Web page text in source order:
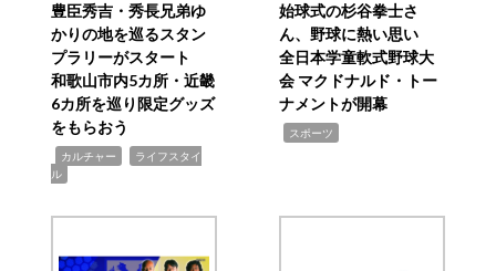
豊臣秀吉・秀長兄弟ゆ
かりの地を巡るスタン
プラリーがスタート
和歌山市内5カ所・近畿
6カ所を巡り限定グッズ
をもらおう
カルチャー
ライフスタイ
ル
始球式の杉谷拳士さ
ん、野球に熱い思い
全日本学童軟式野球大
会 マクドナルド・トー
ナメントが開幕
スポーツ